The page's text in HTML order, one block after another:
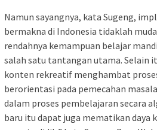
Namun sayangnya, kata Sugeng,
bermakna di Indonesia tidaklah
rendahnya kemampuan belajar
salah satu tantangan utama. Selain
konten rekreatif menghambat
berorientasi pada pemecahan
dalam proses pembelajaran secara
baru itu dapat juga mematikan daya